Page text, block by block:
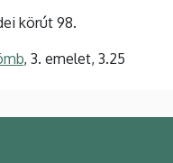
körút 98.
, 3. emelet, 3.25